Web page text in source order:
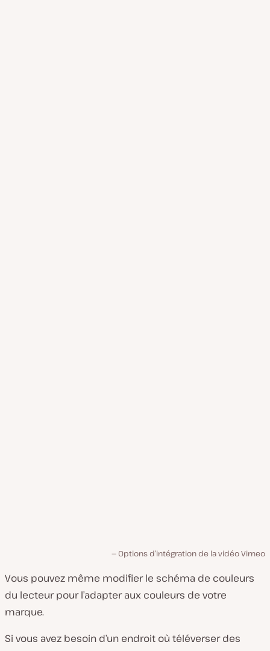
Options d’intégration de la vidéo Vimeo
Vous pouvez même modifier le schéma de couleurs
du lecteur pour l’adapter aux couleurs de votre
marque.
Si vous avez besoin d’un endroit où téléverser des